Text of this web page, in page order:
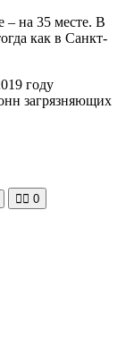
– на 35 месте. В
как в Санкт-
году
загрязняющих
🧘‍♀️ 0